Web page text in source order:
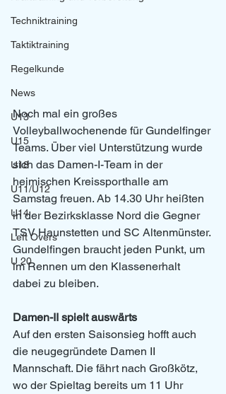
Techniktraining
Taktiktraining
Regelkunde
News
U13
U15
U18
U11/U12
U14
Left Overs
U 20
Noch mal ein großes
Volleyballwochenende für Gundelfinger
Teams. Über viel Unterstützung wurde
sich das Damen-I-Team in der
heimischen Kreissporthalle am
Samstag freuen. Ab 14.30 Uhr heißten
in der Bezirksklasse Nord die Gegner
TSV Haunstetten und SC Altenmünster.
Gundelfingen braucht jeden Punkt, um
im Rennen um den Klassenerhalt
dabei zu bleiben.
Damen-II spielt auswärts
Auf den ersten Saisonsieg hofft auch
die neugegründete Damen II
Mannschaft. Die fährt nach Großkötz,
wo der Spieltag bereits um 11 Uhr